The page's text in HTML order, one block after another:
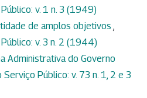
v. 1 n. 3 (1949)
de amplos objetivos ,
v. 3 n. 2 (1944)
Administrativa do Governo
Serviço Público: v. 73 n. 1, 2 e 3